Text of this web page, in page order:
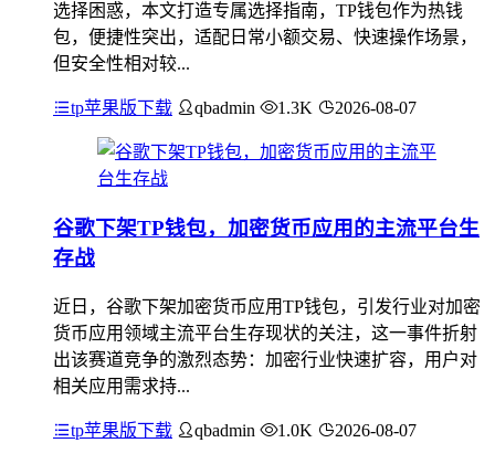
选择困惑，本文打造专属选择指南，TP钱包作为热钱
包，便捷性突出，适配日常小额交易、快速操作场景，
但安全性相对较...
tp苹果版下载 qbadmin 1.3K 2026-08-07
谷歌下架TP钱包，加密货币应用的主流平台生
存战
近日，谷歌下架加密货币应用TP钱包，引发行业对加密
货币应用领域主流平台生存现状的关注，这一事件折射
出该赛道竞争的激烈态势：加密行业快速扩容，用户对
相关应用需求持...
tp苹果版下载 qbadmin 1.0K 2026-08-07